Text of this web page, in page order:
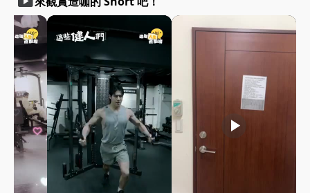
play_arrow play_arrow